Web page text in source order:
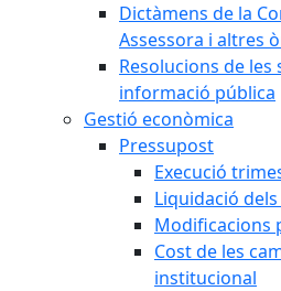
Dictàmens de la
Assessora i altres
Resolucions de les
informació pública
Gestió econòmica
Pressupost
Execució
Liquidació
Modificacions
Cost de les
institucional